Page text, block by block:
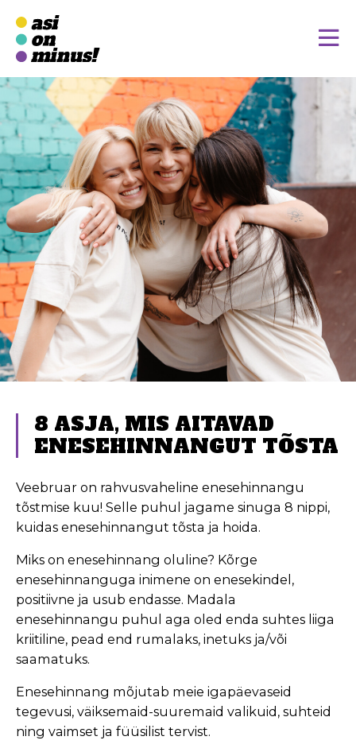
8 ASJA, MIS AITAVAD
ENESEHINNANGUT TÕSTA
Veebruar on rahvusvaheline enesehinnangu
tõstmise kuu! Selle puhul jagame sinuga 8 nippi,
kuidas enesehinnangut tõsta ja hoida.
Miks on enesehinnang oluline? Kõrge
enesehinnanguga inimene on enesekindel,
positiivne ja usub endasse. Madala
enesehinnangu puhul aga oled enda suhtes liiga
kriitiline, pead end rumalaks, inetuks ja/või
saamatuks.
Enesehinnang mõjutab meie igapäevaseid
tegevusi, väiksemaid-suuremaid valikuid, suhteid
ning vaimset ja füüsilist tervist.